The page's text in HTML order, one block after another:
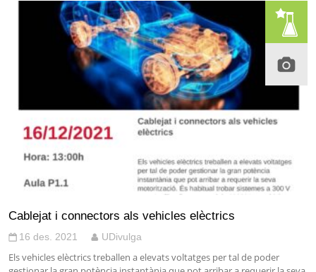
Cablejat i connectors als vehicles elèctrics
16 des. 2021 UDivulga
Els vehicles elèctrics treballen a elevats voltatges per tal de poder